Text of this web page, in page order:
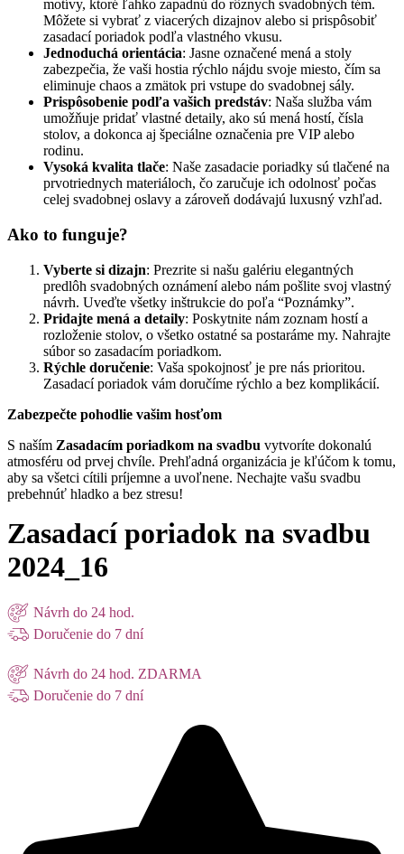
motívy, ktoré ľahko zapadnú do rôznych svadobných tém.
Môžete si vybrať z viacerých dizajnov alebo si prispôsobiť
zasadací poriadok podľa vlastného vkusu.
Jednoduchá orientácia: Jasne označené mená a stoly
zabezpečia, že vaši hostia rýchlo nájdu svoje miesto, čím sa
eliminuje chaos a zmätok pri vstupe do svadobnej sály.
Prispôsobenie podľa vašich predstáv: Naša služba vám
umožňuje pridať vlastné detaily, ako sú mená hostí, čísla
stolov, a dokonca aj špeciálne označenia pre VIP alebo
rodinu.
Vysoká kvalita tlače: Naše zasadacie poriadky sú tlačené na
prvotriednych materiáloch, čo zaručuje ich odolnosť počas
celej svadobnej oslavy a zároveň dodávajú luxusný vzhľad.
Ako to funguje?
Vyberte si dizajn: Prezrite si našu galériu elegantných
predlôh svadobných oznámení alebo nám pošlite svoj vlastný
návrh. Uveďte všetky inštrukcie do poľa “Poznámky”.
Pridajte mená a detaily: Poskytnite nám zoznam hostí a
rozloženie stolov, o všetko ostatné sa postaráme my. Nahrajte
súbor so zasadacím poriadkom.
Rýchle doručenie: Vaša spokojnosť je pre nás prioritou.
Zasadací poriadok vám doručíme rýchlo a bez komplikácií.
Zabezpečte pohodlie vašim hosťom
S naším Zasadacím poriadkom na svadbu vytvoríte dokonalú
atmosféru od prvej chvíle. Prehľadná organizácia je kľúčom k tomu,
aby sa všetci cítili príjemne a uvoľnene. Nechajte vašu svadbu
prebehnúť hladko a bez stresu!
Zasadací poriadok na svadbu
2024_16
Návrh do 24 hod.
Doručenie do 7 dní
Návrh do 24 hod. ZDARMA
Doručenie do 7 dní